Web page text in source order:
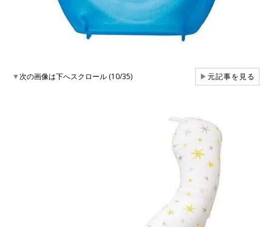
▼次の画像は下へスクロール (10/35) ▶元記事を見る